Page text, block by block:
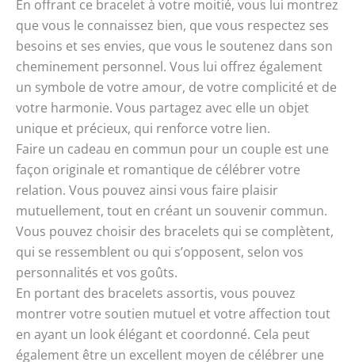
En offrant ce bracelet à votre moitié, vous lui montrez
que vous le connaissez bien, que vous respectez ses
besoins et ses envies, que vous le soutenez dans son
cheminement personnel. Vous lui offrez également
un symbole de votre amour, de votre complicité et de
votre harmonie. Vous partagez avec elle un objet
unique et précieux, qui renforce votre lien.
Faire un cadeau en commun pour un couple est une
façon originale et romantique de célébrer votre
relation. Vous pouvez ainsi vous faire plaisir
mutuellement, tout en créant un souvenir commun.
Vous pouvez choisir des bracelets qui se complètent,
qui se ressemblent ou qui s’opposent, selon vos
personnalités et vos goûts.
En portant des bracelets assortis, vous pouvez
montrer votre soutien mutuel et votre affection tout
en ayant un look élégant et coordonné. Cela peut
également être un excellent moyen de célébrer une